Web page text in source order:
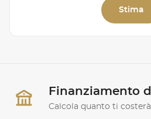
Stima
Finanziamento
Calcola quanto ti